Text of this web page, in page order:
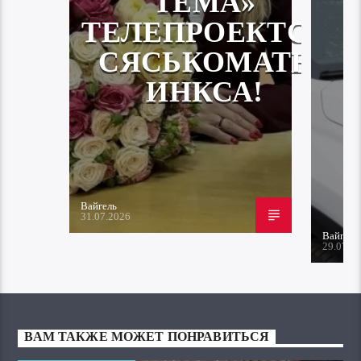
ТЕЛЕПРОЕКТСА
СЯСЬКОМАТЬ
ИНКСА!
Вайгель
31.07.2026
Вайгель
ВАМ ТАКЖЕ МОЖЕТ ПОНРАВИТЬСЯ